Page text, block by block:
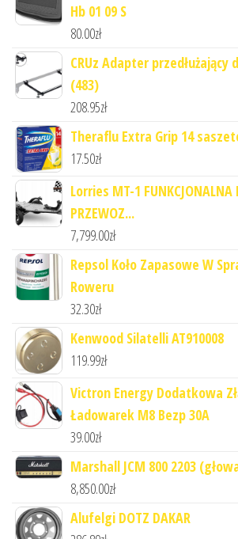
Hb 01 09 S
80.00zł
CRUz Adapter przedłużający
(483)
208.95zł
Theraflu Extra Grip 14
17.50zł
Lorries MT-1 FUNKCJONALNA
PRZEWOZ...
7,799.00zł
Repsol Koło Zapasowe W
Roweru
32.30zł
Kenwood Silatelli AT910008
119.99zł
Victron Energy Dodatkowa
Ładowarek M8 Bezp 30A
39.00zł
Marshall JCM 800 2203
8,850.00zł
Alufelgi DOTZ DAKAR